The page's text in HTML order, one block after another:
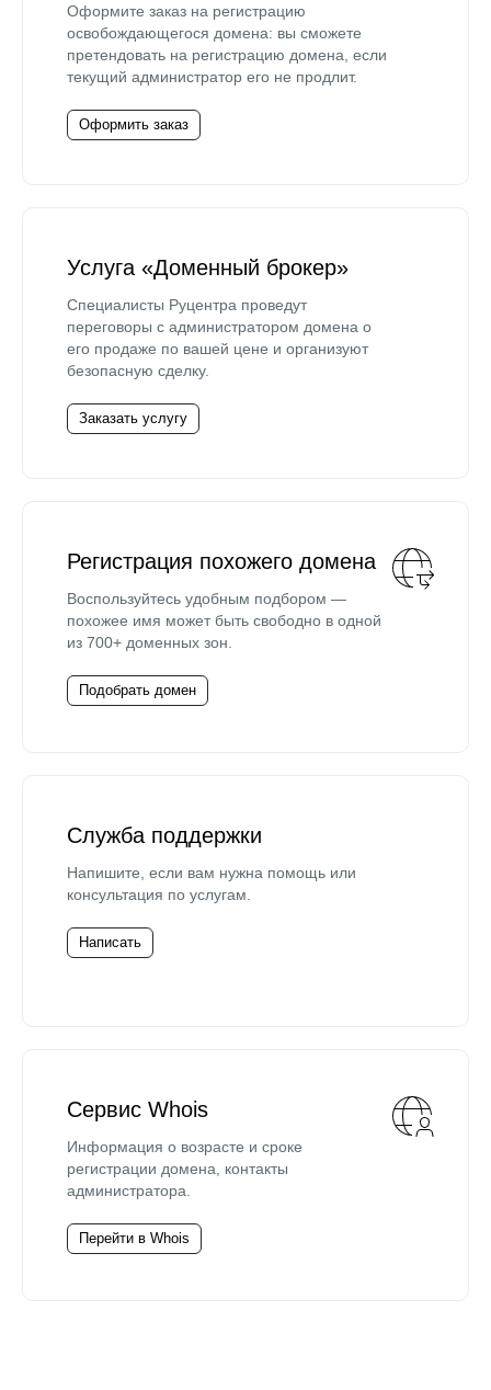
Оформите заказ на регистрацию
освобождающегося домена: вы сможете
претендовать на регистрацию домена, если
текущий администратор его не продлит.
Оформить заказ
Услуга «Доменный брокер»
Специалисты Руцентра проведут
переговоры с администратором домена о
его продаже по вашей цене и организуют
безопасную сделку.
Заказать услугу
Регистрация похожего домена
Воспользуйтесь удобным подбором —
похожее имя может быть свободно в одной
из 700+ доменных зон.
Подобрать домен
Служба поддержки
Напишите, если вам нужна помощь или
консультация по услугам.
Написать
Сервис Whois
Информация о возрасте и сроке
регистрации домена, контакты
администратора.
Перейти в Whois